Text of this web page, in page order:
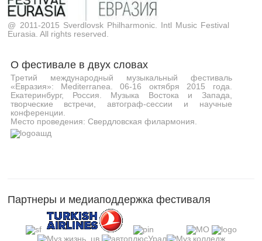
@ 2011-2015 Sverdlovsk Philharmonic. Intl Music Festival
Eurasia. All rights reserved.
О фестивале в двух словах
Третий международный музыкальный фестиваль
«Евразия»: Mediterranea. 06-16 октября 2015 года.
Екатеринбург, Россия. Музыка Востока и Запада,
творческие встречи, автограф-сессии и научные
конференции.
Место проведения: Свердловская филармония.
Партнеры и медиаподдержка фестиваля